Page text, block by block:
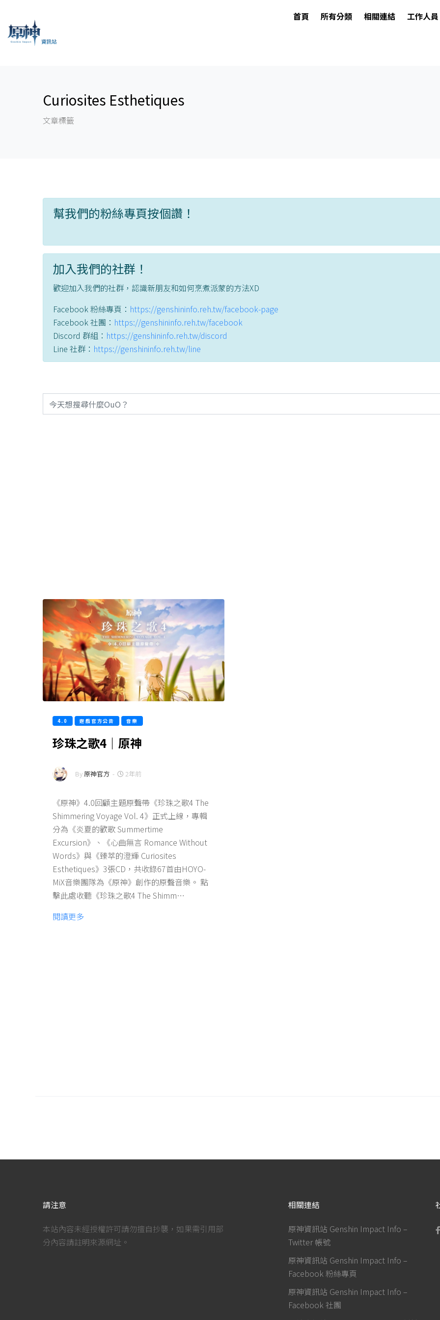
首頁 所有分類 相關連結 工作人員
Curiosites Esthetiques
文章標籤
幫我們的粉絲專頁按個讚！
加入我們的社群！
歡迎加入我們的社群，認識新朋友和如何烹煮派蒙的方法XD
Facebook 粉絲專頁： https://genshininfo.reh.tw/facebook-page
Facebook 社團： https://genshininfo.reh.tw/facebook
Discord 群組： https://genshininfo.reh.tw/discord
Line 社群： https://genshininfo.reh.tw/line
4.0 遊戲官方公告 音樂
珍珠之歌4｜原神
By原神官方 - 2年前
《原神》4.0回顧主題原聲帶《珍珠之歌4 The
Shimmering Voyage Vol. 4》正式上線，專輯
分為《炎夏的歡歌 Summertime
Excursion》、《心曲無言 Romance Without
Words》與《臻萃的澄輝 Curiosites
Esthetiques》3張CD，共收錄67首由HOYO-
MiX音樂團隊為《原神》創作的原聲音樂。 點
擊此處收聽《珍珠之歌4 The Shimm…
閱讀更多
請注意
本站內容未經授權許可請勿擅自抄襲，如果需引用部
分內容請註明來源網址。
相關連結
原神資訊站 Genshin Impact Info –
Twitter 帳號
原神資訊站 Genshin Impact Info –
Facebook 粉絲專頁
原神資訊站 Genshin Impact Info –
Facebook 社團